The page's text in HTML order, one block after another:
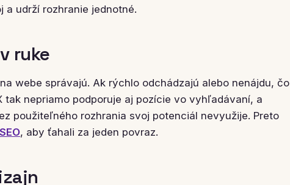
udrží rozhranie jednotné.
ruke
webe správajú. Ak rýchlo odchádzajú alebo nenájdu, čo
nepriamo podporuje aj pozície vo vyhľadávaní, a
použiteľného rozhrania svoj potenciál nevyužije. Preto
SEO, aby ťahali za jeden povraz.